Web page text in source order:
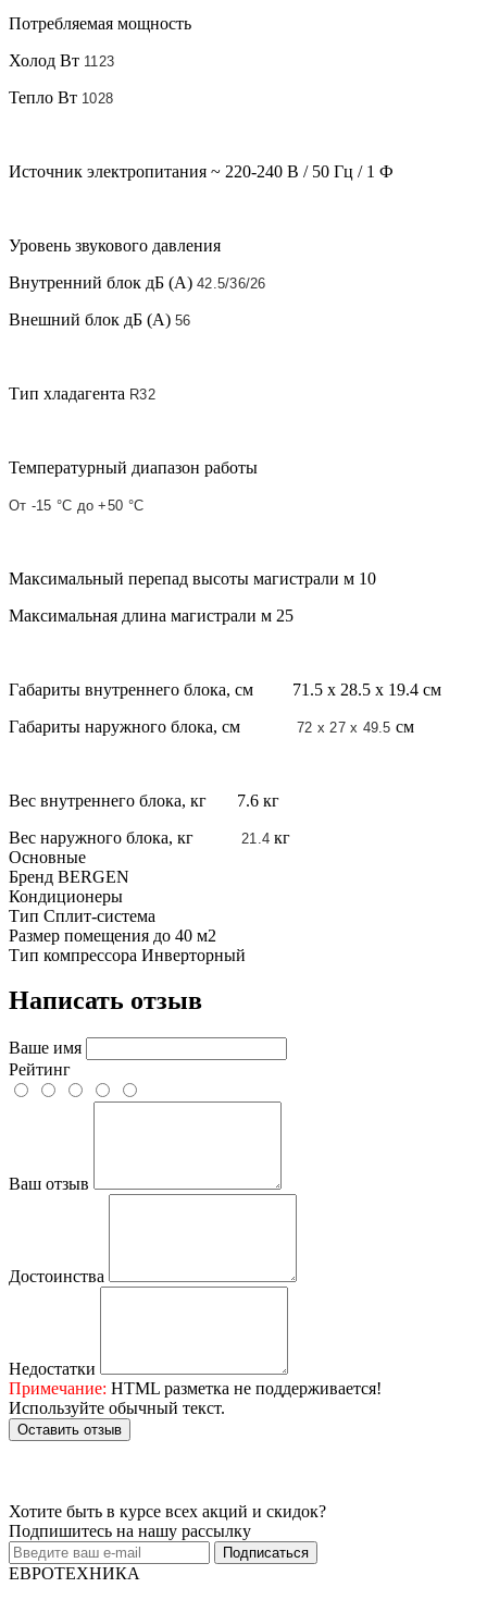
Потребляемая мощность
Холод Вт 1123
Тепло Вт 1028
Источник электропитания ~ 220-240 В / 50 Гц / 1 Ф
Уровень звукового давления
Внутренний блок дБ (A) 42.5/36/26
Внешний блок дБ (A) 56
Тип хладагента R32
Температурный диапазон работы
От -15 °С до +50 °С
Максимальный перепад высоты магистрали м 10
Максимальная длина магистрали м 25
Габариты внутреннего блока, см 71.5 x 28.5 x 19.4 см
Габариты наружного блока, см
72 x 27 x 49.5 см
Вес внутреннего блока, кг 7.6 кг
Вес наружного блока, кг
21.4 кг
Основные
Бренд BERGEN
Кондиционеры
Тип Сплит-система
Размер помещения до 40 м2
Тип компрессора Инверторный
Написать отзыв
Ваше имя
Рейтинг
Ваш отзыв
Достоинства
Недостатки
Примечание: HTML разметка не поддерживается!
Используйте обычный текст.
Оставить отзыв
Хотите быть в курсе всех акций и скидок?
Подпишитесь на нашу рассылку
Подписаться
ЕВРОТЕХНИКА